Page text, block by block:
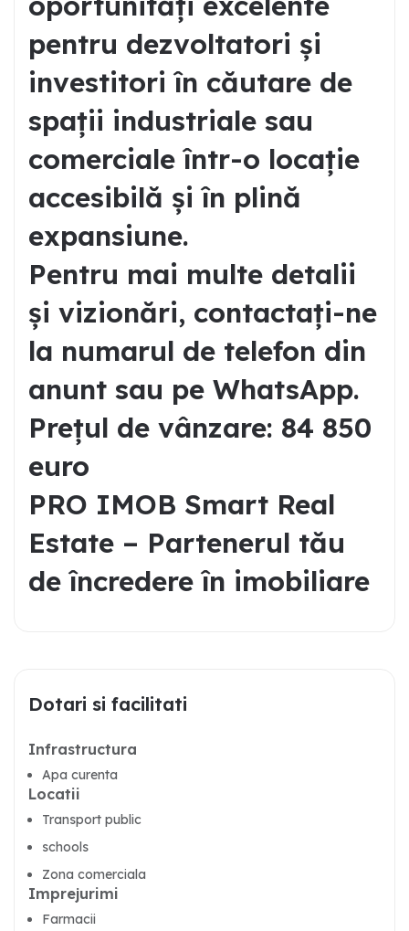
pentru dezvoltatori și
investitori în căutare de
spații industriale sau
comerciale într-o locație
accesibilă și în plină
expansiune.
Pentru mai multe detalii
și vizionări, contactați-ne
la numarul de telefon din
anunt sau pe WhatsApp.
Prețul de vânzare: 84 850
euro
PRO IMOB Smart Real
Estate – Partenerul tău
de încredere în imobiliare
Dotari si facilitati
Infrastructura
Apa curenta
Locatii
Transport public
schools
Zona comerciala
Imprejurimi
Farmacii